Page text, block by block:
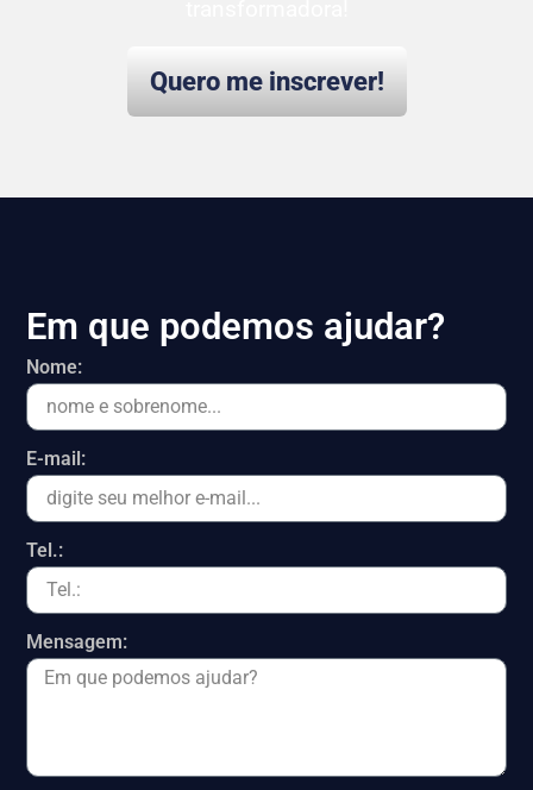
Quero me inscrever!
Em que podemos ajudar?
Nome:
E-mail:
Tel.:
Mensagem: